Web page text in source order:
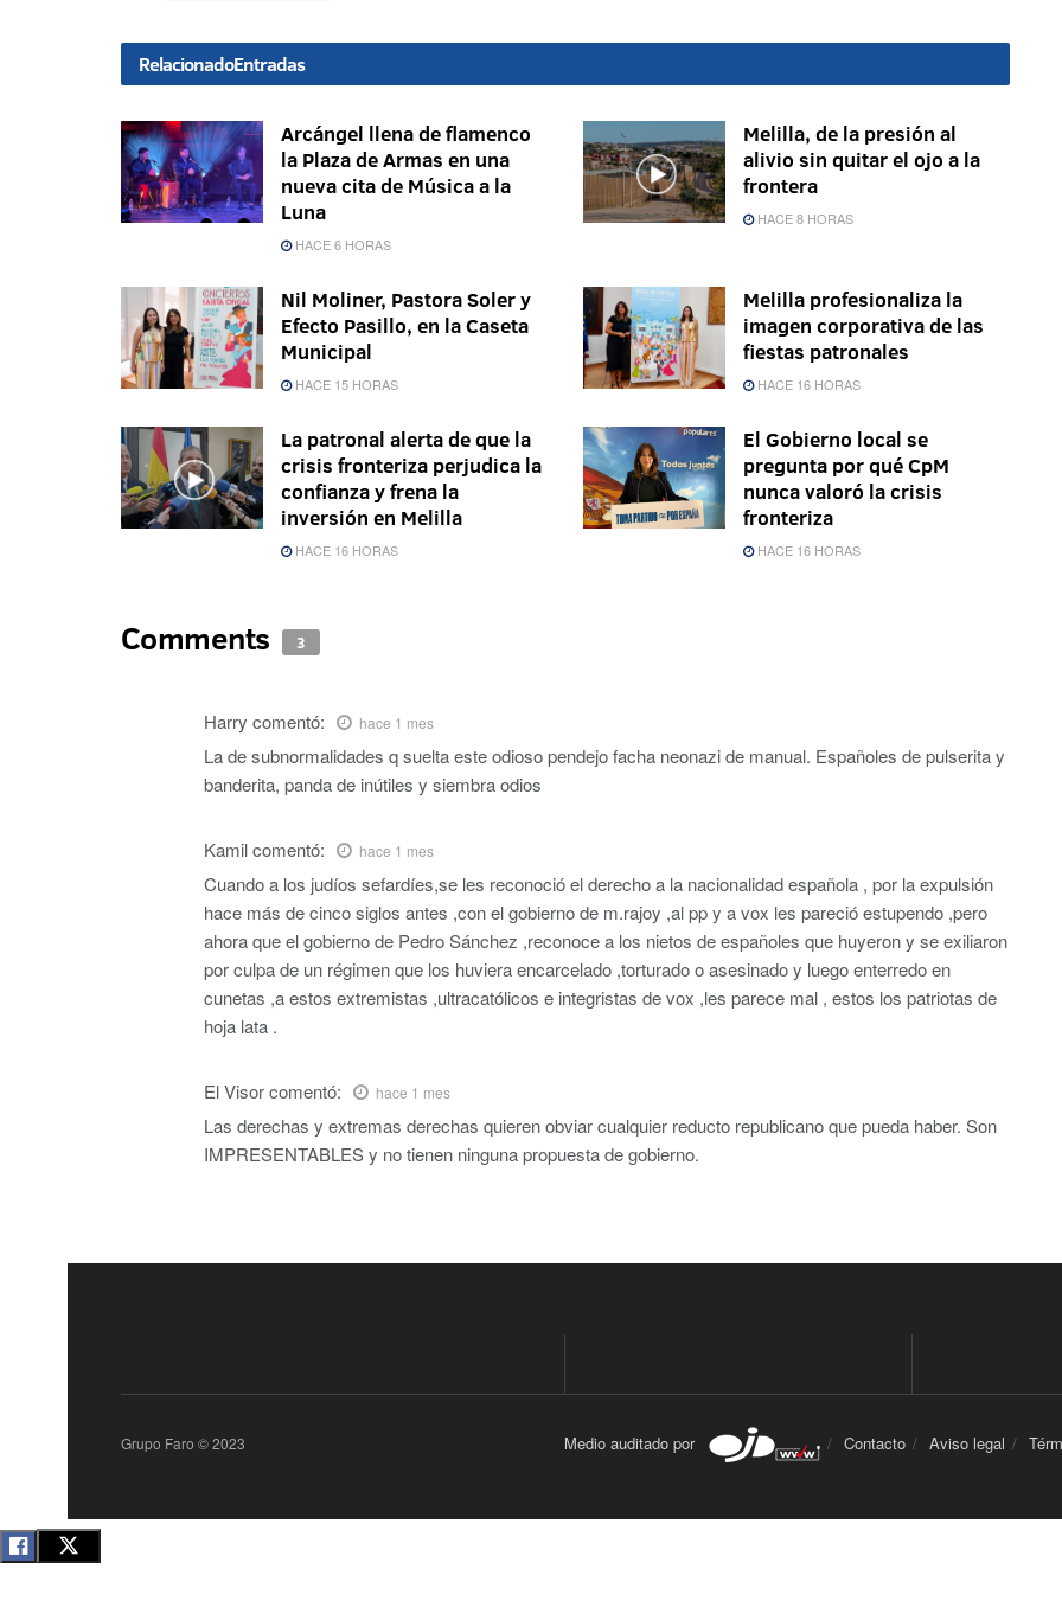
RelacionadoEntradas
Arcángel llena de flamenco
la Plaza de Armas en una
nueva cita de Música a la
Luna
HACE 6 HORAS
Melilla, de la presión al
alivio sin quitar el ojo a la
frontera
HACE 8 HORAS
Nil Moliner, Pastora Soler y
Efecto Pasillo, en la Caseta
Municipal
HACE 15 HORAS
Melilla profesionaliza la
imagen corporativa de las
fiestas patronales
HACE 16 HORAS
La patronal alerta de que la
crisis fronteriza perjudica la
confianza y frena la
inversión en Melilla
HACE 16 HORAS
El Gobierno local se
pregunta por qué CpM
nunca valoró la crisis
fronteriza
HACE 16 HORAS
Comments 3
Harry comentó: hace 1 mes
La de subnormalidades q suelta este odioso pendejo facha neonazi de manual. Españoles de pulserita y
banderita, panda de inútiles y siembra odios
Kamilcomentó: hace 1 mes
Cuando a los judíos sefardíes,se les reconoció el derecho a la nacionalidad española , por la expulsión
hace más de cinco siglos antes ,con el gobierno de m.rajoy ,al pp y a vox les pareció estupendo ,pero
ahora que el gobierno de Pedro Sánchez ,reconoce a los nietos de españoles que huyeron y se exiliaron
por culpa de un régimen que los huviera encarcelado ,torturado o asesinado y luego enterredo en
cunetas ,a estos extremistas ,ultracatólicos e integristas de vox ,les parece mal , estos los patriotas de
hoja lata .
El Visorcomentó: hace 1 mes
Las derechas y extremas derechas quieren obviar cualquier reducto republicano que pueda haber. Son
IMPRESENTABLES y no tienen ninguna propuesta de gobierno.
Medio auditado por Contacto Aviso legal
Grupo Faro © 2023